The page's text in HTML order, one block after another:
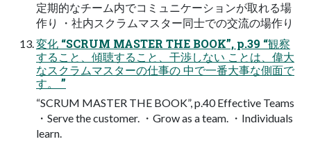
定期的なチーム内でコミュニケーションが取れる場
作り ・社内スクラムマスター同士での交流の場作り
変化 “SCRUM MASTER THE BOOK”, p.39 “観察
すること、傾聴すること、干渉しない ことは、偉大
なスクラムマスターの仕事の 中で一番大事な側面で
す。 ”
“SCRUM MASTER THE BOOK”, p.40 Effective Teams
・Serve the customer. ・Grow as a team. ・Individuals
learn.